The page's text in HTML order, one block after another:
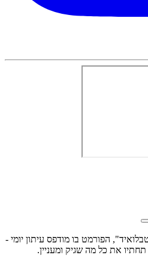
הפורמט בו מודפס עיתון יומי -
את כל מה שגיק ומעניין.